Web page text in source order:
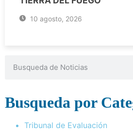
10 agosto, 2026
Busqueda por
Tribunal de Evaluación